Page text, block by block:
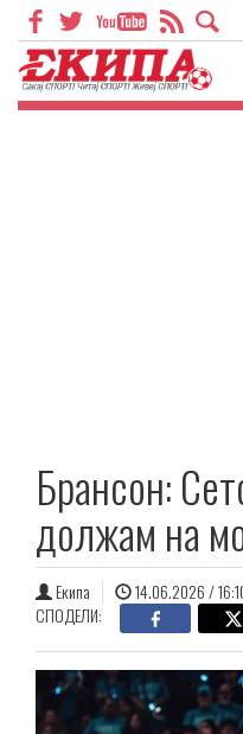
Брансон:
должам на
Екипа
14.06.2026 /
СПОДЕЛИ: